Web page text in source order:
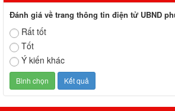
Đánh giá về trang thông tin điện tử UBND
Rất tốt
Tốt
Ý kiến khác